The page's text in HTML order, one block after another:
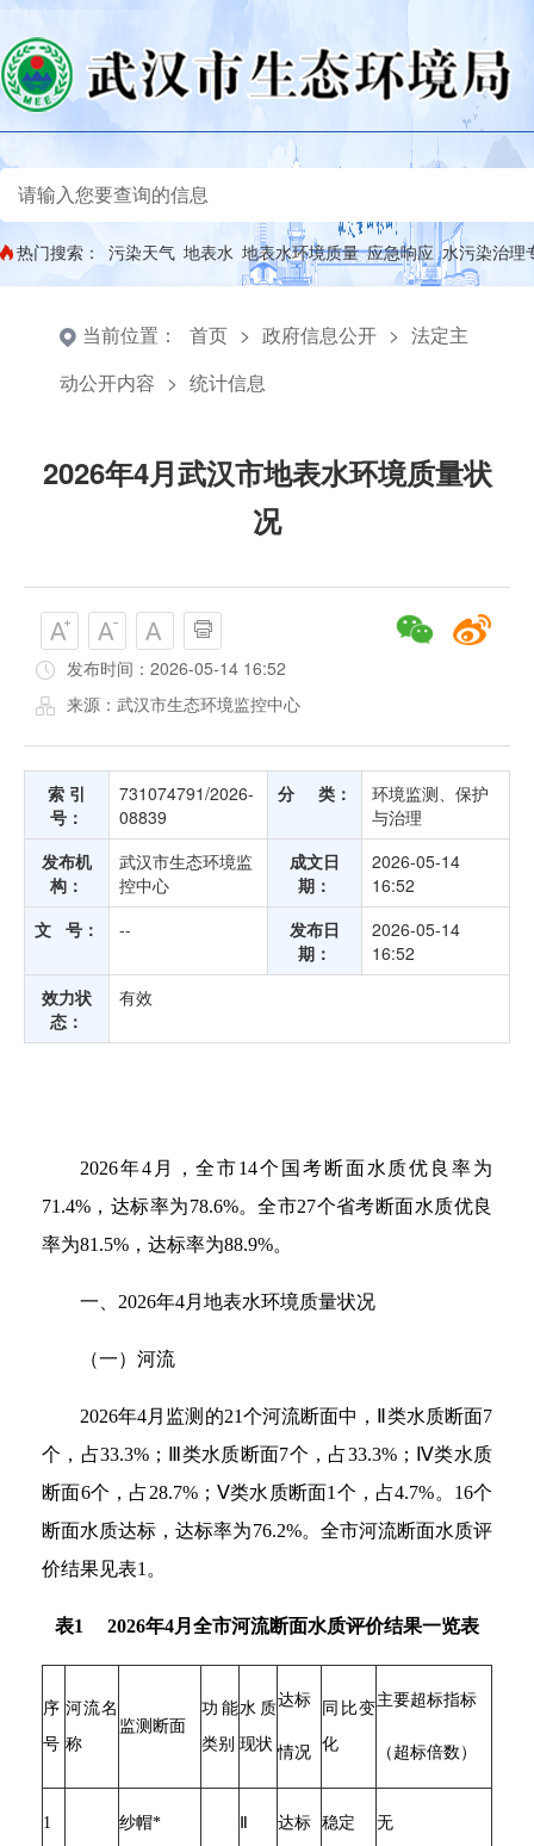
热门搜索： 污染天气 地表水 地表水环境质量 应急响应 水污染治理
当前位置： 首页 > 政府信息公开 > 法定主
动公开内容 > 统计信息
2026年4月武汉市地表水环境质量状
况
发布时间：2026-05-14 16:52
来源：武汉市生态环境监控中心
索 引
号：
731074791/2026-
08839
分 类：
环境监测、保护
与治理
发布机
构：
武汉市生态环境监
控中心
成文日
期：
2026-05-14
16:52
文 号：
--
发布日
期：
2026-05-14
16:52
效力状
态：
有效
2026年4月，全市14个国考断面水质优良率为
71.4%，达标率为78.6%。全市27个省考断面水质优良
率为81.5%，达标率为88.9%。
一、2026年4月地表水环境质量状况
（一）河流
2026年4月监测的21个河流断面中，Ⅱ类水质断面7
个，占33.3%；Ⅲ类水质断面7个，占33.3%；Ⅳ类水质
断面6个，占28.7%；Ⅴ类水质断面1个，占4.7%。16个
断面水质达标，达标率为76.2%。全市河流断面水质评
价结果见表1。
表1 2026年4月全市河流断面水质评价结果一览表
序
号
河流名
称
监测断面
功能
类别
水质
现状
达标
情况
同比变
化
主要超标指标
（超标倍数）
1 纱帽* 达标 稳定 无